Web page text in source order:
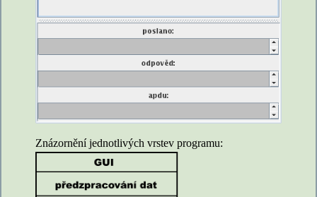
Znázornění jednotlivých vrstev programu: